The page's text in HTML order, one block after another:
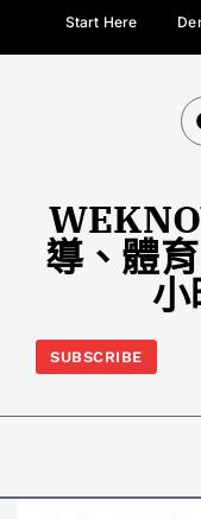
Start Here
導、體
SUBSCRIBE